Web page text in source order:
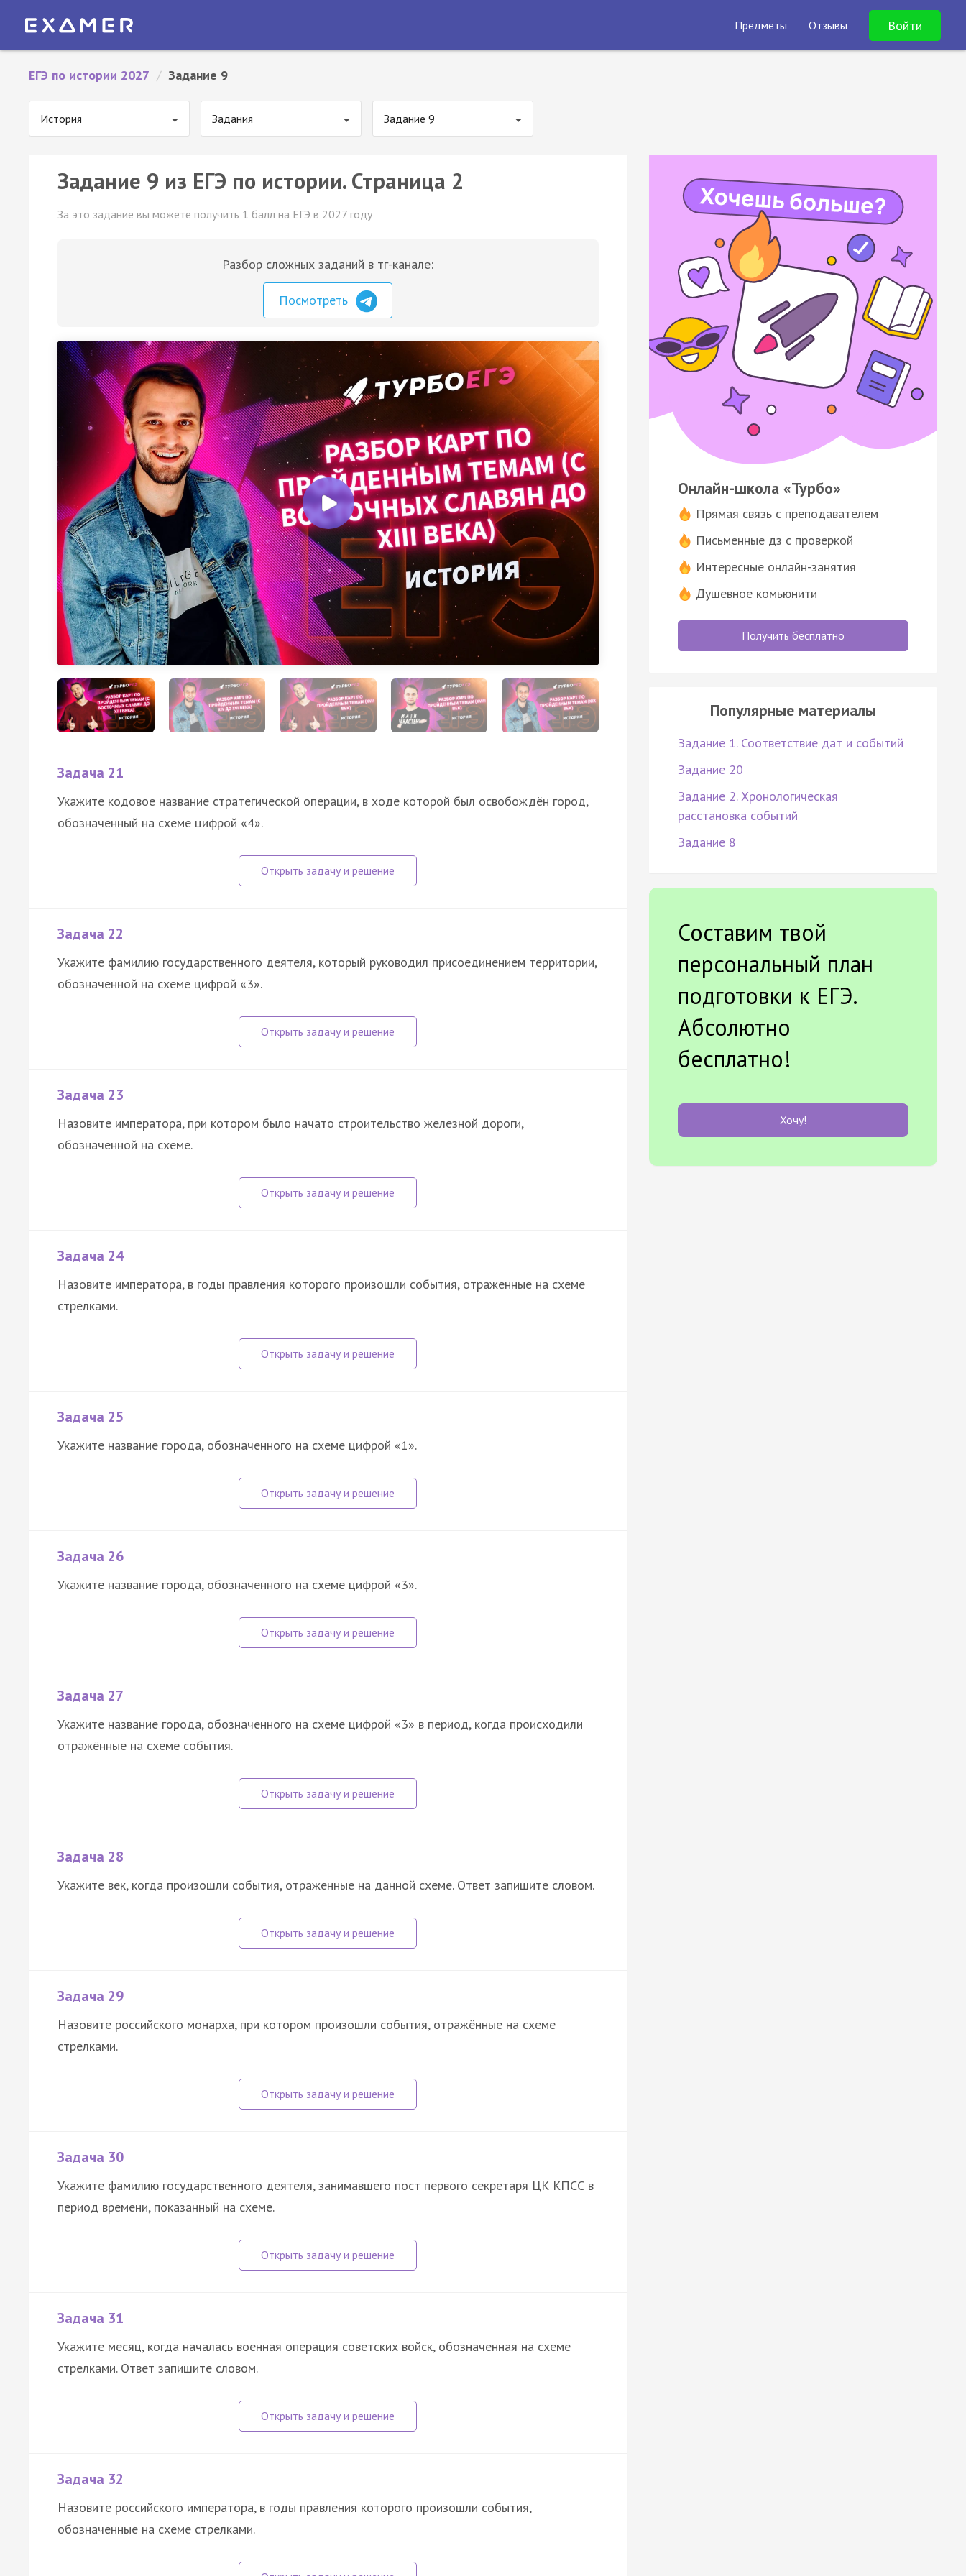
Предметы Отзывы Войти
ЕГЭ по истории 2027 / Задание 9
История Задания Задание 9
Задание 9 из ЕГЭ по истории. Страница 2
За это задание вы можете получить 1 балл на ЕГЭ в 2027 году
Разбор сложных заданий в тг-канале:
Посмотреть
Задача 21
Укажите кодовое название стратегической операции, в ходе которой был освобождён город,
обозначенный на схеме цифрой «4».
Задача 22
Укажите фамилию государственного деятеля, который руководил присоединением территории,
обозначенной на схеме цифрой «3».
Задача 23
Назовите императора, при котором было начато строительство железной дороги,
обозначенной на схеме.
Задача 24
Назовите императора, в годы правления которого произошли события, отраженные на схеме
стрелками.
Задача 25
Укажите название города, обозначенного на схеме цифрой «1».
Задача 26
Укажите название города, обозначенного на схеме цифрой «3».
Задача 27
Укажите название города, обозначенного на схеме цифрой «3» в период, когда происходили
отражённые на схеме события.
Задача 28
Укажите век, когда произошли события, отраженные на данной схеме. Ответ запишите словом.
Задача 29
Назовите российского монарха, при котором произошли события, отражённые на схеме
стрелками.
Задача 30
Укажите фамилию государственного деятеля, занимавшего пост первого секретаря ЦК КПСС в
период времени, показанный на схеме.
Задача 31
Укажите месяц, когда началась военная операция советских войск, обозначенная на схеме
стрелками. Ответ запишите словом.
Задача 32
Назовите российского императора, в годы правления которого произошли события,
обозначенные на схеме стрелками.
Онлайн-школа «Турбо»
Прямая связь с преподавателем
Письменные дз с проверкой
Интересные онлайн-занятия
Душевное комьюнити
Получить бесплатно
Популярные материалы
Задание 1. Соответствие дат и событий
Задание 20
Задание 2. Хронологическая
расстановка событий
Задание 8
Составим твой
персональный план
подготовки к ЕГЭ.
Абсолютно
бесплатно!
Хочу!